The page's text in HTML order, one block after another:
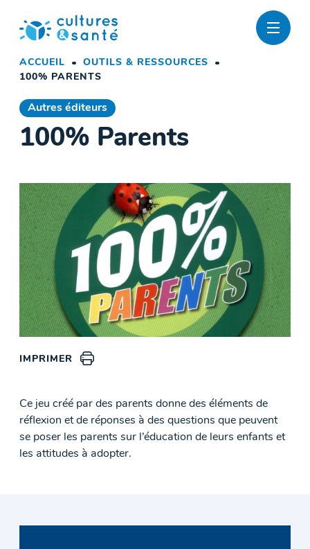
contenu
ACCUEIL
OUTILS & RESSOURCES
100% PARENTS
Autres éditeurs
100% Parents
IMPRIMER
Ce jeu créé par des parents donne des éléments de
réflexion et de réponses à des questions que peuvent
se poser les parents sur l’éducation de leurs enfants et
les attitudes à adopter.